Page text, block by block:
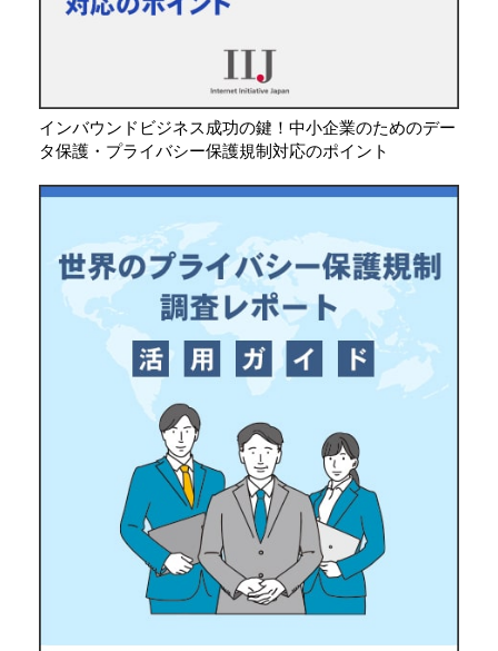
インバウンドビジネス成功の鍵！中小企業のためのデー
タ保護・プライバシー保護規制対応のポイント